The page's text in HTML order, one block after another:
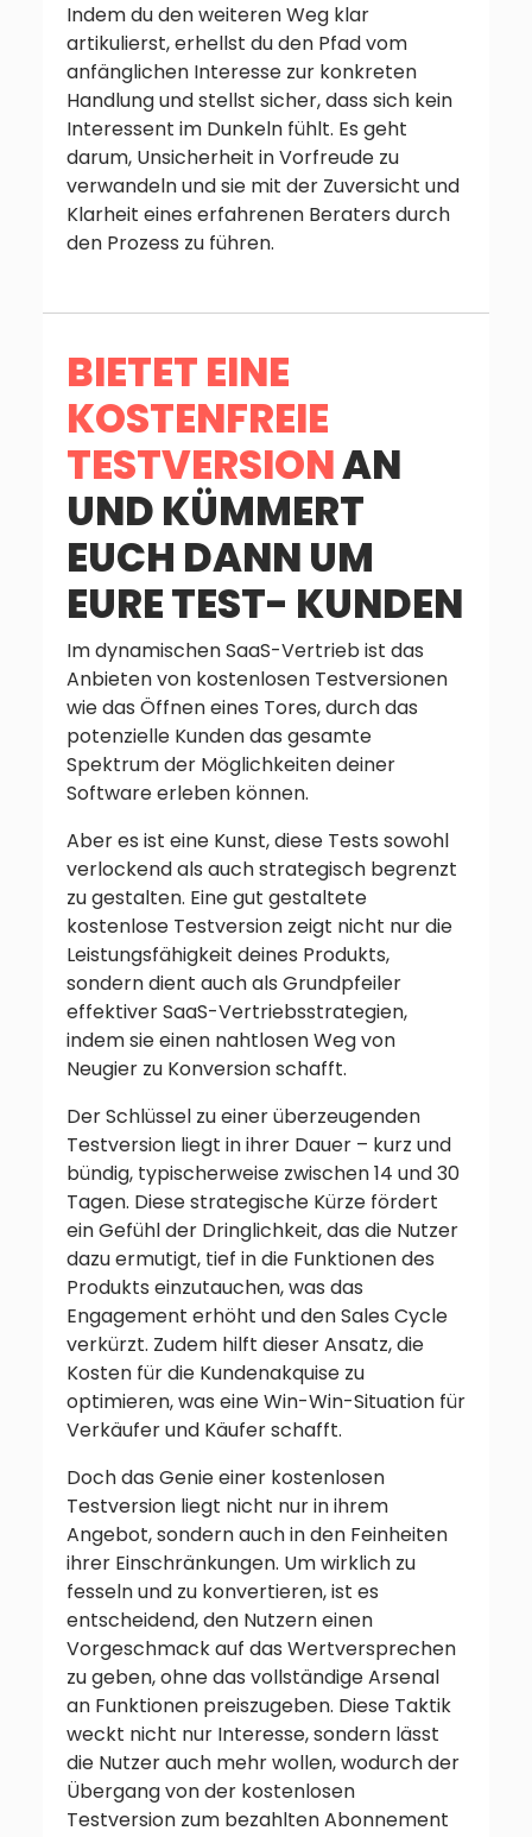
Indem du den weiteren Weg klar
artikulierst, erhellst du den Pfad vom
anfänglichen Interesse zur konkreten
Handlung und stellst sicher, dass sich kein
Interessent im Dunkeln fühlt. Es geht
darum, Unsicherheit in Vorfreude zu
verwandeln und sie mit der Zuversicht und
Klarheit eines erfahrenen Beraters durch
den Prozess zu führen.
BIETET EINE
KOSTENFREIE
TESTVERSIONAN
UND KÜMMERT
EUCH DANN UM
EURE TEST- KUNDEN
Im dynamischen SaaS-Vertrieb ist das
Anbieten von kostenlosen Testversionen
wie das Öffnen eines Tores, durch das
potenzielle Kunden das gesamte
Spektrum der Möglichkeiten deiner
Software erleben können.
Aber es ist eine Kunst, diese Tests sowohl
verlockend als auch strategisch begrenzt
zu gestalten. Eine gut gestaltete
kostenlose Testversion zeigt nicht nur die
Leistungsfähigkeit deines Produkts,
sondern dient auch als Grundpfeiler
effektiver SaaS-Vertriebsstrategien,
indem sie einen nahtlosen Weg von
Neugier zu Konversion schafft.
Der Schlüssel zu einer überzeugenden
Testversion liegt in ihrer Dauer – kurz und
bündig, typischerweise zwischen 14 und 30
Tagen. Diese strategische Kürze fördert
ein Gefühl der Dringlichkeit, das die Nutzer
dazu ermutigt, tief in die Funktionen des
Produkts einzutauchen, was das
Engagement erhöht und den Sales Cycle
verkürzt. Zudem hilft dieser Ansatz, die
Kosten für die Kundenakquise zu
optimieren, was eine Win-Win-Situation für
Verkäufer und Käufer schafft.
Doch das Genie einer kostenlosen
Testversion liegt nicht nur in ihrem
Angebot, sondern auch in den Feinheiten
ihrer Einschränkungen. Um wirklich zu
fesseln und zu konvertieren, ist es
entscheidend, den Nutzern einen
Vorgeschmack auf das Wertversprechen
zu geben, ohne das vollständige Arsenal
an Funktionen preiszugeben. Diese Taktik
weckt nicht nur Interesse, sondern lässt
die Nutzer auch mehr wollen, wodurch der
Übergang von der kostenlosen
Testversion zum bezahlten Abonnement